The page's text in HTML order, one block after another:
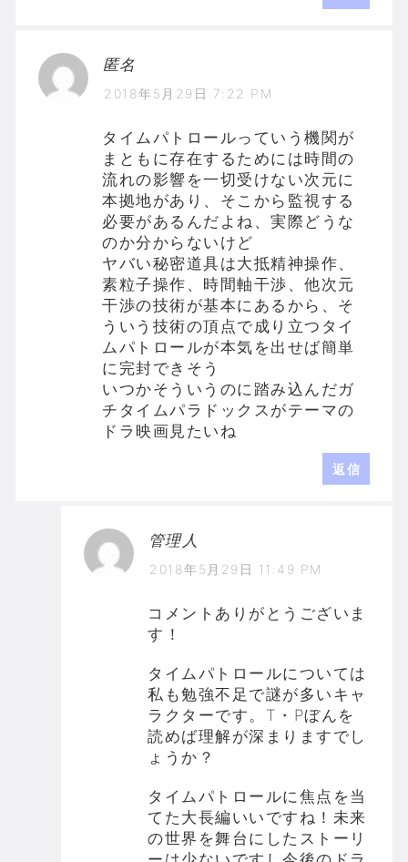
匿名
2018年5月29日 7:22 PM
タイムパトロールっていう機関が
まともに存在するためには時間の
流れの影響を一切受けない次元に
本拠地があり、そこから監視する
必要があるんだよね、実際どうな
のか分からないけど
ヤバい秘密道具は大抵精神操作、
素粒子操作、時間軸干渉、他次元
干渉の技術が基本にあるから、そ
ういう技術の頂点で成り立つタイ
ムパトロールが本気を出せば簡単
に完封できそう
いつかそういうのに踏み込んだガ
チタイムパラドックスがテーマの
ドラ映画見たいね
返信
管理人
2018年5月29日 11:49 PM
コメントありがとうございま
す！
タイムパトロールについては
私も勉強不足で謎が多いキャ
ラクターです。T・Pぼんを
読めば理解が深まりますでし
ょうか？
タイムパトロールに焦点を当
てた大長編いいですね！未来
の世界を舞台にしたストーリ